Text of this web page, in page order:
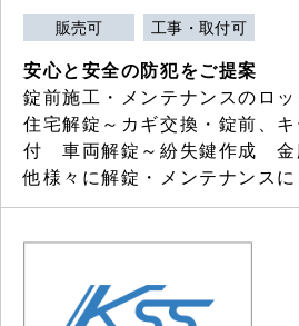
販売可 工事・取付可
安心と安全の防犯をご提案
錠前施工・メンテナンスのロッ
住宅解錠～カギ交換・錠前、
付 車両解錠～紛失鍵作成 金
他様々に解錠・メンテナンスに